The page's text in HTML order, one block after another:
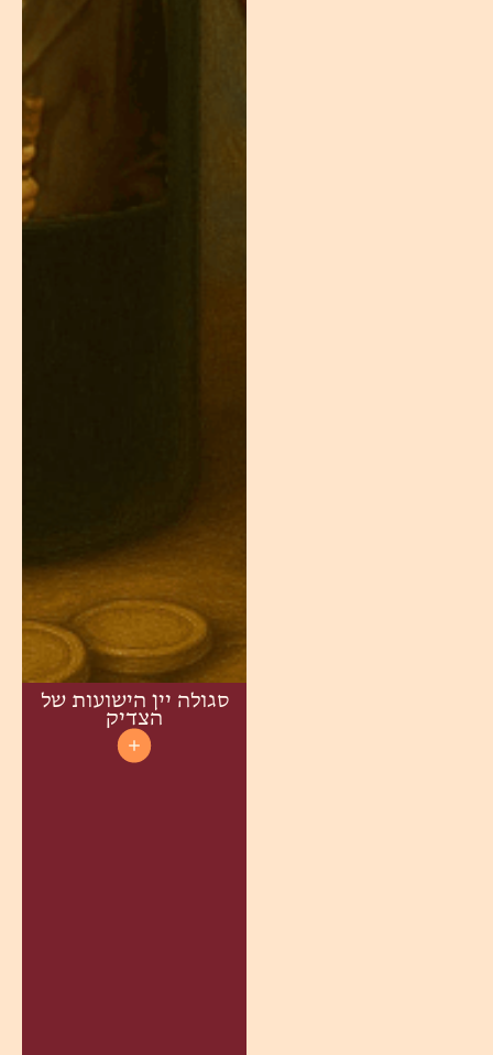
סגולה יין הישועות של
הצדיק